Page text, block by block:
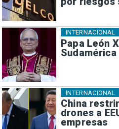
Papa León
Sudamérica
INTERNACIONAL
China
drones a
empresas
INTERNACIONAL